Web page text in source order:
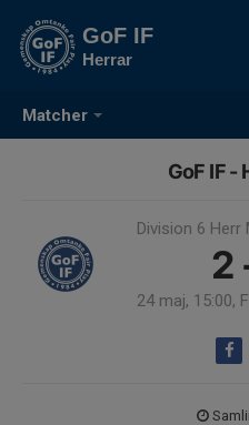
Matcher
GoF IF
Herrar
GoF IF -
Division 6 Herr
2
24 maj, 15:00,